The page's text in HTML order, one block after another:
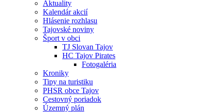
Aktuality
Kalendár akcií
Hlásenie rozhlasu
Tajovské noviny
Šport v obci
TJ Slovan Tajov
HC Tajov Pirates
Fotogaléria
Kroniky
Tipy na turistiku
PHSR obce Tajov
Cestovný poriadok
Územný plán